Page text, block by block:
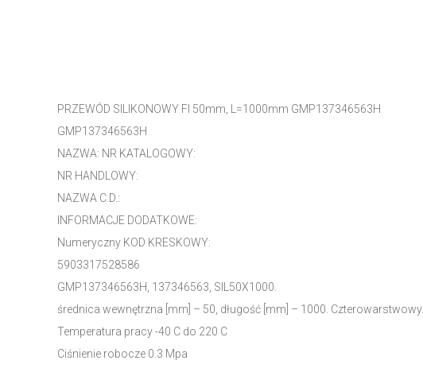
PRZEWÓD SILIKONOWY FI 50mm, L=1000mm GMP137346563H
GMP137346563H
NAZWA: NR KATALOGOWY:
NR HANDLOWY:
NAZWA C.D.:
INFORMACJE DODATKOWE:
Numeryczny KOD KRESKOWY:
5903317528586
GMP137346563H, 137346563, SIL50X1000.
średnica wewnętrzna [mm] – 50, długość [mm] – 1000. Czterowarstwowy.
Temperatura pracy -40 C do 220 C
Ciśnienie robocze 0.3 Mpa